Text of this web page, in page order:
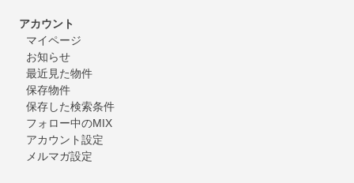
アカウント
マイページ
お知らせ
最近見た物件
保存物件
保存した検索条件
フォロー中のMIX
アカウント設定
メルマガ設定